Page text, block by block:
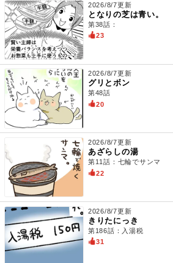
2026/8/7更新
となりの芝は青い。
第38話：
23
2026/8/7更新
グリとボン
第48話
20
2026/8/7更新
あざらしの湯
第11話：七輪でサンマ
22
2026/8/7更新
きりたにっき
第186話：入湯税
31